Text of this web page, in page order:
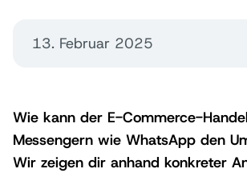
13. Februar 2025
Wie kann der E-Commerce-
Messengern wie WhatsApp den
Wir zeigen dir anhand konkreter